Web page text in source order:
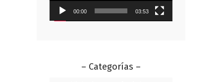
00:00 03:53
– Categorías –